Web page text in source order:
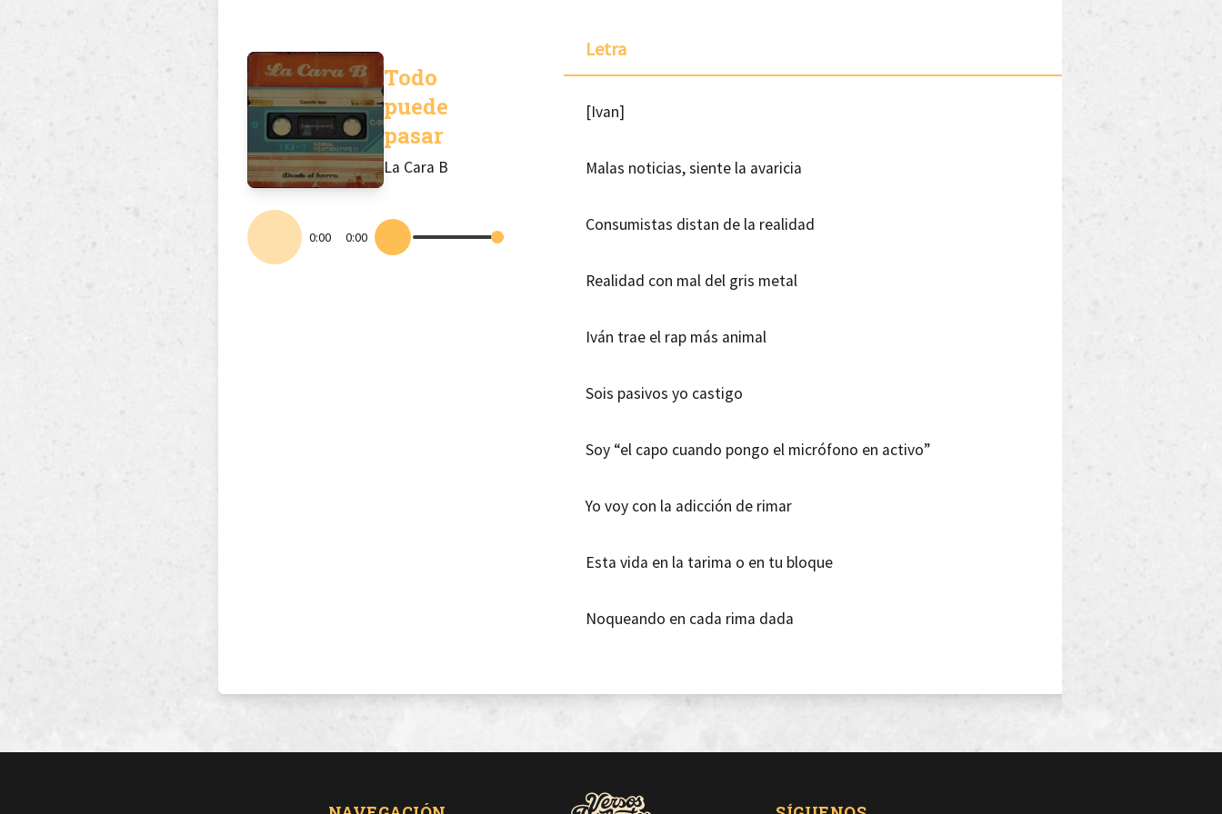
Todo
puede
pasar
La Cara B
0:00 0:00
Letra
[Ivan]
Malas noticias, siente la avaricia
Consumistas distan de la realidad
Realidad con mal del gris metal
Iván trae el rap más animal
Sois pasivos yo castigo
Soy “el capo cuando pongo el micrófono en activo”
Yo voy con la adicción de rimar
Esta vida en la tarima o en tu bloque
Noqueando en cada rima dada
Tengo la pomada pa acabar con esos males